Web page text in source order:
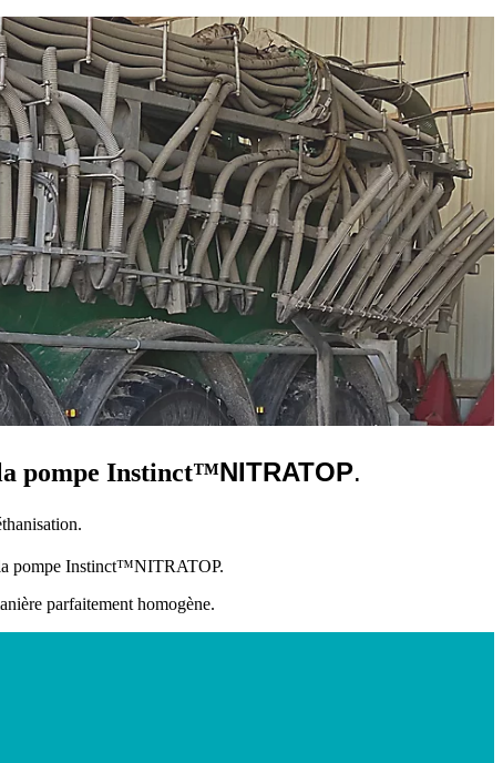
pompe Instinct™NITRATOP.
la pompe Instinct™NITRATOP.
parfaitement homogène.